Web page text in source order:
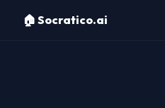
🏠 Socratico.ai